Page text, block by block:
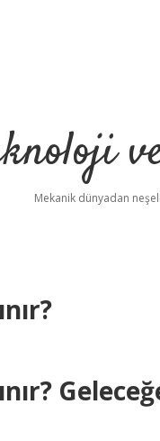
Mekanik dünyadan